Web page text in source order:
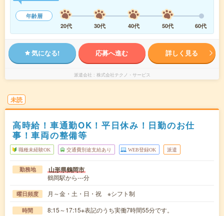
年齢層
20代
30代 40代 50代 60代
気になる! 応募へ進む 詳しく見る
派遣会社 株式会社テクノ・サービス
未読
高時給！車通勤OK！平日休み！日勤のお仕
事！車両の整備等
職種未経験OK 交通費別途支給あり WEB登録OK 派遣
勤務地 山形県鶴岡市
鶴岡駅から---分
曜日頻度 月～金・土・日・祝 ※シフト制
時間 8:15～17:15※表記のうち実働7時間55分です。